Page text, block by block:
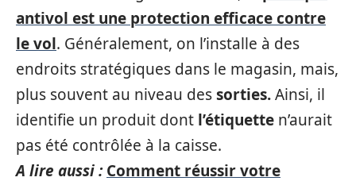
antivol est une protection efficace contre
le vol. Généralement, on l’installe à des
endroits stratégiques dans le magasin, mais,
plus souvent au niveau dessorties.Ainsi, il
identifie un produit dont l’étiquette n’aurait
pas été contrôlée à la caisse.
A lire aussi : Comment réussir votre